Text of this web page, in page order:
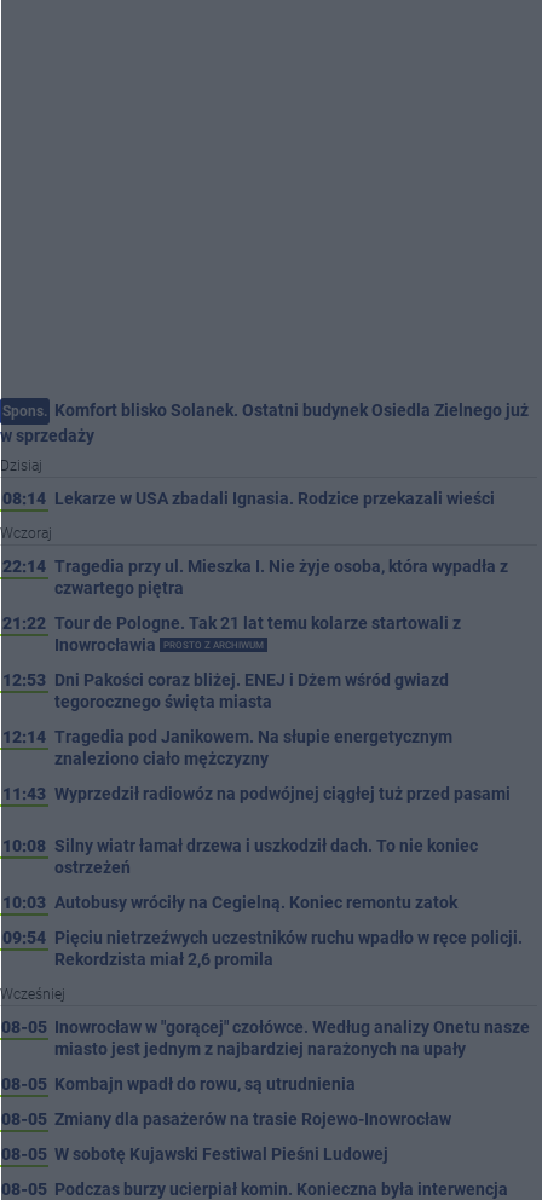
Spons. Komfort blisko Solanek. Ostatni budynek Osiedla Zielnego już
w sprzedaży
Dzisiaj
08:14 Lekarze w USA zbadali Ignasia. Rodzice przekazali wieści
Wczoraj
22:14 Tragedia przy ul. Mieszka I. Nie żyje osoba, która wypadła z
czwartego piętra
21:22 Tour de Pologne. Tak 21 lat temu kolarze startowali z
Inowrocławia
PROSTO Z ARCHIWUM
12:53 Dni Pakości coraz bliżej. ENEJ i Dżem wśród gwiazd
tegorocznego święta miasta
12:14 Tragedia pod Janikowem. Na słupie energetycznym
znaleziono ciało mężczyzny
11:43 Wyprzedził radiowóz na podwójnej ciągłej tuż przed pasami
10:08 Silny wiatr łamał drzewa i uszkodził dach. To nie koniec
ostrzeżeń
10:03 Autobusy wróciły na Cegielną. Koniec remontu zatok
09:54 Pięciu nietrzeźwych uczestników ruchu wpadło w ręce policji.
Rekordzista miał 2,6 promila
Wcześniej
08-05 Inowrocław w "gorącej" czołówce. Według analizy Onetu nasze
miasto jest jednym z najbardziej narażonych na upały
08-05 Kombajn wpadł do rowu, są utrudnienia
08-05 Zmiany dla pasażerów na trasie Rojewo-Inowrocław
08-05 W sobotę Kujawski Festiwal Pieśni Ludowej
08-05 Podczas burzy ucierpiał komin. Konieczna była interwencja